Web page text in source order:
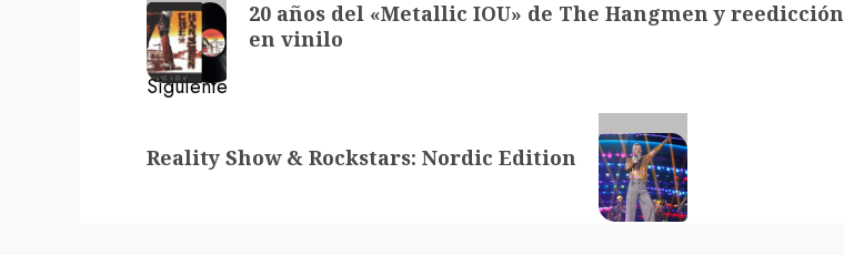
entradas
anterior:
20 años del «Metallic IOU» de The Hangmen y reedicción
en vinilo
Siguiente
entrada:
Reality Show & Rockstars: Nordic Edition